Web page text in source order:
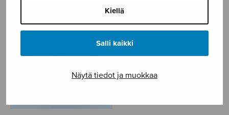
Kiellä
Salli kaikki
Näytä tiedot ja muokkaa